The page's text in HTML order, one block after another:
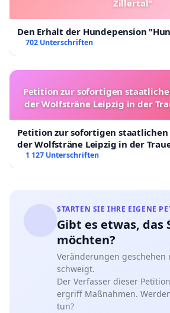
Zillertal"
Den Erhalt der Hundepension
702 Unterschriften
Petition zur sofortigen
der Wolfsträne Leipzig in der
Petition zur sofortigen
der Wolfsträne Leipzig in der
1 127 Unterschriften
STARTEN SIE IHRE EIGENE
Gibt es etwas, das
möchten?
Veränderungen geschehen
schweigt.
Der Verfasser dieser
ergriff Maßnahmen.
tun?